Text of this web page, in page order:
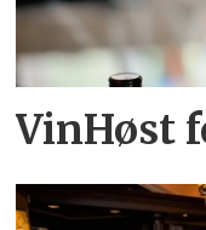
VinHøst